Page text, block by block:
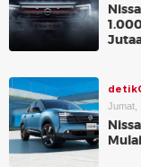
Jumat,